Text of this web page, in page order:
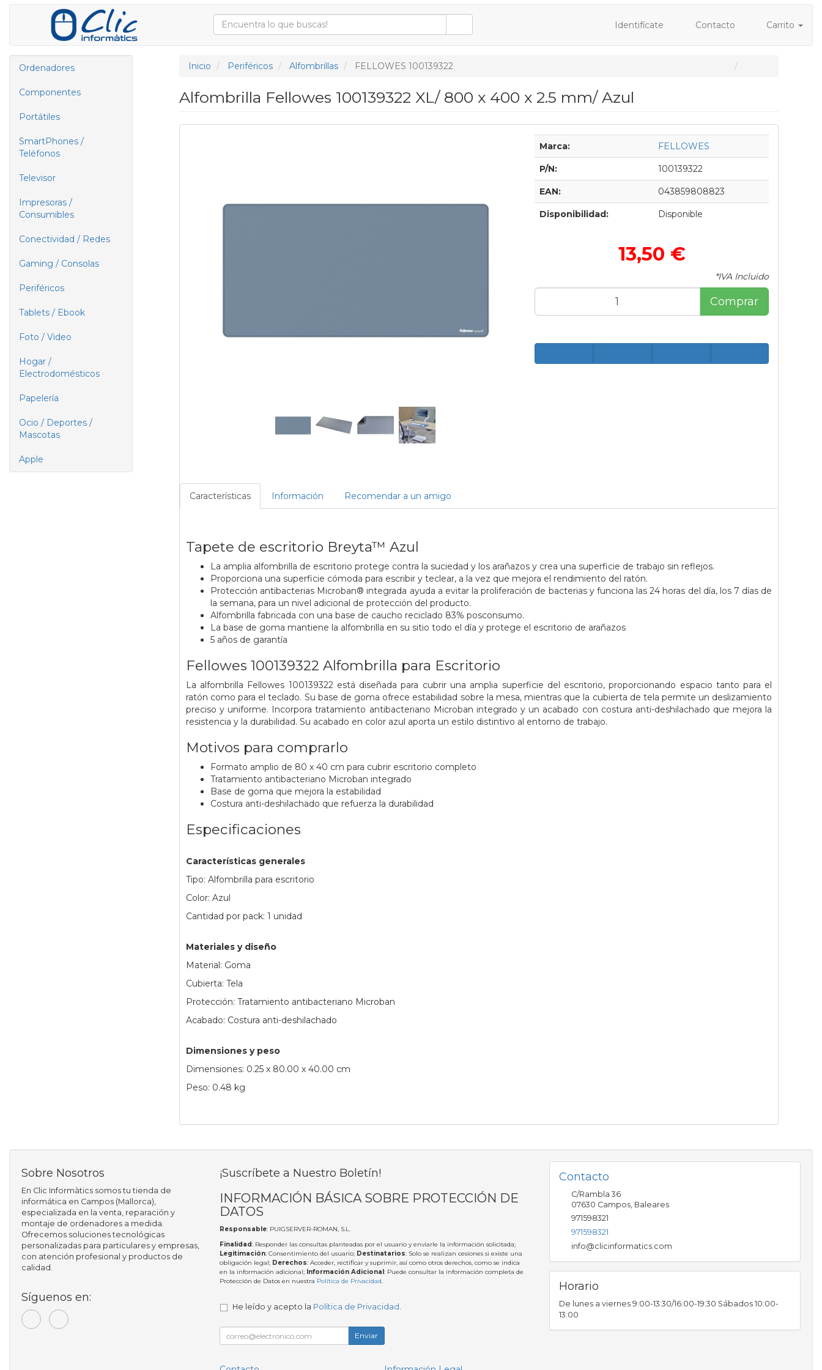
Identifícate Contacto Carrito
Ordenadores
Componentes
Portátiles
SmartPhones /
Teléfonos
Televisor
Impresoras /
Consumibles
Conectividad / Redes
Gaming / Consolas
Periféricos
Tablets / Ebook
Foto / Video
Hogar /
Electrodomésticos
Papelería
Ocio / Deportes /
Mascotas
Apple
Inicio Periféricos Alfombrillas FELLOWES 100139322
Alfombrilla Fellowes 100139322 XL/ 800 x 400 x 2.5 mm/ Azul
Marca: FELLOWES
P/N: 100139322
EAN: 043859808823
Disponibilidad: Disponible
13,50 €
*IVA Incluido
Comprar
Características Información Recomendar a un amigo
Tapete de escritorio Breyta™ Azul
La amplia alfombrilla de escritorio protege contra la suciedad y los arañazos y crea una superficie de trabajo sin reflejos.
Proporciona una superficie cómoda para escribir y teclear, a la vez que mejora el rendimiento del ratón.
Protección antibacterias Microban® integrada ayuda a evitar la proliferación de bacterias y funciona las 24 horas del día, los 7 días de
la semana, para un nivel adicional de protección del producto.
Alfombrilla fabricada con una base de caucho reciclado 83% posconsumo.
La base de goma mantiene la alfombrilla en su sitio todo el día y protege el escritorio de arañazos
5 años de garantía
Fellowes 100139322 Alfombrilla para Escritorio
La alfombrilla Fellowes 100139322 está diseñada para cubrir una amplia superficie del escritorio, proporcionando espacio tanto para el
ratón como para el teclado. Su base de goma ofrece estabilidad sobre la mesa, mientras que la cubierta de tela permite un deslizamiento
preciso y uniforme. Incorpora tratamiento antibacteriano Microban integrado y un acabado con costura anti-deshilachado que mejora la
resistencia y la durabilidad. Su acabado en color azul aporta un estilo distintivo al entorno de trabajo.
Motivos para comprarlo
Formato amplio de 80 x 40 cm para cubrir escritorio completo
Tratamiento antibacteriano Microban integrado
Base de goma que mejora la estabilidad
Costura anti-deshilachado que refuerza la durabilidad
Especificaciones
Características generales
Tipo: Alfombrilla para escritorio
Color: Azul
Cantidad por pack: 1 unidad
Materiales y diseño
Material: Goma
Cubierta: Tela
Protección: Tratamiento antibacteriano Microban
Acabado: Costura anti-deshilachado
Dimensiones y peso
Dimensiones: 0.25 x 80.00 x 40.00 cm
Peso: 0.48 kg
Sobre Nosotros
En Clic Informàtics somos tu tienda de
informática en Campos (Mallorca),
especializada en la venta, reparación y
montaje de ordenadores a medida.
Ofrecemos soluciones tecnológicas
personalizadas para particulares y empresas,
con atención profesional y productos de
calidad.
Síguenos en:
¡Suscríbete a Nuestro Boletín!
INFORMACIÓN BÁSICA SOBRE PROTECCIÓN DE
DATOS
Responsable: PUIGSERVER-ROMAN, S.L.
Finalidad: Responder las consultas planteadas por el usuario y enviarle la información solicitada;
Legitimación: Consentimiento del usuario; Destinatarios: Solo se realizan cesiones si existe una
obligación legal; Derechos: Acceder, rectificar y suprimir, así como otros derechos, como se indica
en la información adicional; Información Adicional : Puede consultar la información completa de
Protección de Datos en nuestra Política de Privacidad.
He leído y acepto la Política de Privacidad .
Enviar
Contacto
C/Rambla 36
07630 Campos, Baleares
971598321
971598321
info@clicinformatics.com
Horario
De lunes a viernes 9:00-13:30/16:00-19:30 Sábados 10:00-
13:00